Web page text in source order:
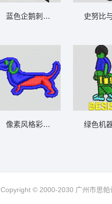
绣
雪花 帽绣
蓝色企鹅刺绣图案 企鹅 帽绣
像素风格彩色小狗图案 小
史努比
绿色机
© 2000-2030 广州市思